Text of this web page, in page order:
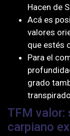
Hacen de
Acá es
valores
que estés
Para el
grado
TFM valor:
carpiano